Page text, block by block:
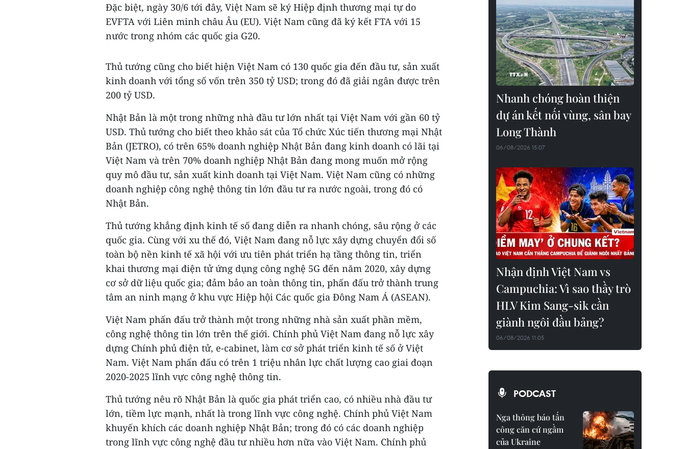
Đặc biệt, ngày 30/6 tới đây, Việt Nam sẽ ký Hiệp định thương mại tự do
EVFTA với Liên minh châu Âu (EU). Việt Nam cũng đã ký kết FTA với 15
nước trong nhóm các quốc gia G20.
Thủ tướng cũng cho biết hiện Việt Nam có 130 quốc gia đến đầu tư, sản xuất
kinh doanh với tổng số vốn trên 350 tỷ USD; trong đó đã giải ngân được trên
200 tỷ USD.
Nhật Bản là một trong những nhà đầu tư lớn nhất tại Việt Nam với gần 60 tỷ
USD. Thủ tướng cho biết theo khảo sát của Tổ chức Xúc tiến thương mại Nhật
Bản (JETRO), có trên 65% doanh nghiệp Nhật Bản đang kinh doanh có lãi tại
Việt Nam và trên 70% doanh nghiệp Nhật Bản đang mong muốn mở rộng
quy mô đầu tư, sản xuất kinh doanh tại Việt Nam. Việt Nam cũng có những
doanh nghiệp công nghệ thông tin lớn đầu tư ra nước ngoài, trong đó có
Nhật Bản.
Thủ tướng khẳng định kinh tế số đang diễn ra nhanh chóng, sâu rộng ở các
quốc gia. Cùng với xu thế đó, Việt Nam đang nỗ lực xây dựng chuyển đổi số
toàn bộ nền kinh tế xã hội với ưu tiên phát triển hạ tầng thông tin, triển
khai thương mại điện tử ứng dụng công nghệ 5G đến năm 2020, xây dựng
cơ sở dữ liệu quốc gia; đảm bảo an toàn thông tin, phấn đấu trở thành trung
tâm an ninh mạng ở khu vực Hiệp hội Các quốc gia Đông Nam Á (ASEAN).
Việt Nam phấn đấu trở thành một trong những nhà sản xuất phần mềm,
công nghệ thông tin lớn trên thế giới. Chính phủ Việt Nam đang nỗ lực xây
dựng Chính phủ điện tử, e-cabinet, làm cơ sở phát triển kinh tế số ở Việt
Nam. Việt Nam phấn đấu có trên 1 triệu nhân lực chất lượng cao giai đoạn
2020-2025 lĩnh vực công nghệ thông tin.
Thủ tướng nêu rõ Nhật Bản là quốc gia phát triển cao, có nhiều nhà đầu tư
lớn, tiềm lực mạnh, nhất là trong lĩnh vực công nghệ. Chính phủ Việt Nam
khuyến khích các doanh nghiệp Nhật Bản; trong đó có các doanh nghiệp
trong lĩnh vực công nghệ đầu tư nhiều hơn nữa vào Việt Nam. Chính phủ
Nhanh chóng hoàn thiện
dự án kết nối vùng, sân bay
Long Thành
06/08/2026 15:07
Nhận định Việt Nam vs
Campuchia: Vì sao thầy trò
HLV Kim Sang-sik cần
giành ngôi đầu bảng?
06/08/2026 11:05
PODCAST
Nga thông báo tấn
công căn cứ ngầm
của Ukraine